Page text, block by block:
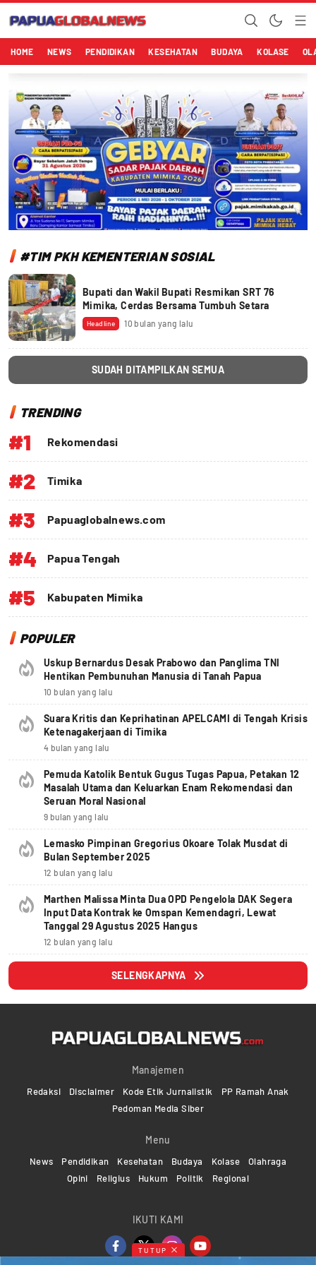
Papuaglobalnews.com
Menulis Fakta dengan Hati Bening
HOME NEWS PENDIDIKAN KESEHATAN BUDAYA KOLASE
#TIM PKH KEMENTERIAN SOSIAL
Bupati dan Wakil Bupati Resmikan SRT 76
Mimika, Cerdas Bersama Tumbuh Setara
Headline 10 bulan yang lalu
SUDAH DITAMPILKAN SEMUA
TRENDING
#1 Rekomendasi
#2 Timika
#3 Papuaglobalnews.com
#4 Papua Tengah
#5 Kabupaten Mimika
POPULER
Uskup Bernardus Desak Prabowo dan Panglima TNI
Hentikan Pembunuhan Manusia di Tanah Papua
10 bulan yang lalu
Suara Kritis dan Keprihatinan APELCAMI di Tengah Krisis
Ketenagakerjaan di Timika
4 bulan yang lalu
Pemuda Katolik Bentuk Gugus Tugas Papua, Petakan 12
Masalah Utama dan Keluarkan Enam Rekomendasi dan
Seruan Moral Nasional
9 bulan yang lalu
Lemasko Pimpinan Gregorius Okoare Tolak Musdat di
Bulan September 2025
12 bulan yang lalu
Marthen Malissa Minta Dua OPD Pengelola DAK Segera
Input Data Kontrak ke Omspan Kemendagri, Lewat
Tanggal 29 Agustus 2025 Hangus
12 bulan yang lalu
SELENGKAPNYA
Manajemen
Redaksi Disclaimer Kode Etik Jurnalistik
PP Ramah Anak
Pedoman Media Siber
Menu
News Pendidikan Kesehatan Budaya Kolase
Olahraga
Opini
Religius Hukum Politik Regional
IKUTI KAMI
TUTUP